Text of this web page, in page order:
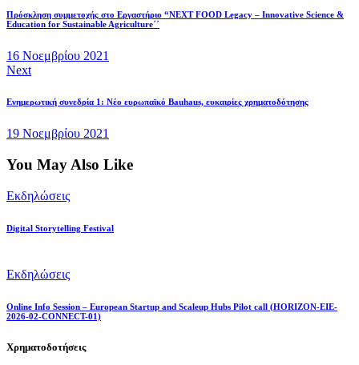
Πρόσκληση συμμετοχής στο Εργαστήριο “NEXT FOOD Legacy – Innovative Science &
Education for Sustainable Agriculture΄΄
16 Νοεμβρίου 2021
Next
Ενημερωτική συνεδρία 1: Νέο ευρωπαϊκό Bauhaus, ευκαιρίες χρηματοδότησης
19 Νοεμβρίου 2021
You May Also Like
Εκδηλώσεις
Digital Storytelling Festival
Εκδηλώσεις
Online Info Session – European Startup and Scaleup Hubs Pilot call (HORIZON-EIE-
2026-02-CONNECT-01)
Χρηματοδοτήσεις